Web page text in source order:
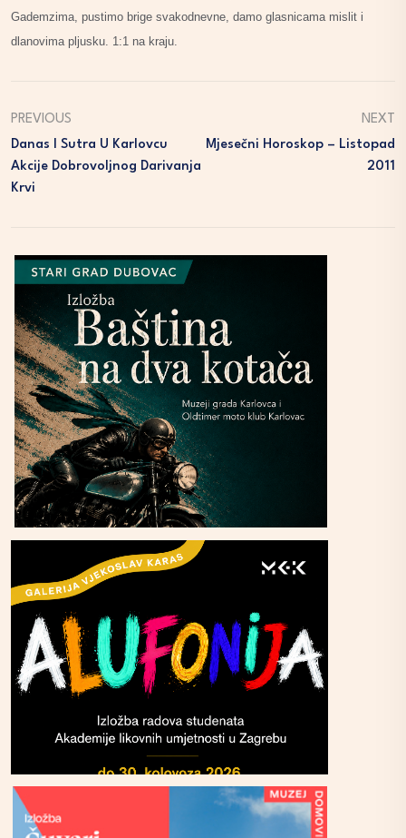
Gademzima, pustimo brige svakodnevne, damo glasnicama mislit i
dlanovima pljusku. 1:1 na kraju.
PREVIOUS
Danas I Sutra U Karlovcu
Akcije Dobrovoljnog Darivanja
Krvi
NEXT
Mjesečni Horoskop – Listopad
2011